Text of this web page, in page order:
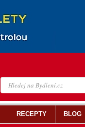
RECEPTY BLOG